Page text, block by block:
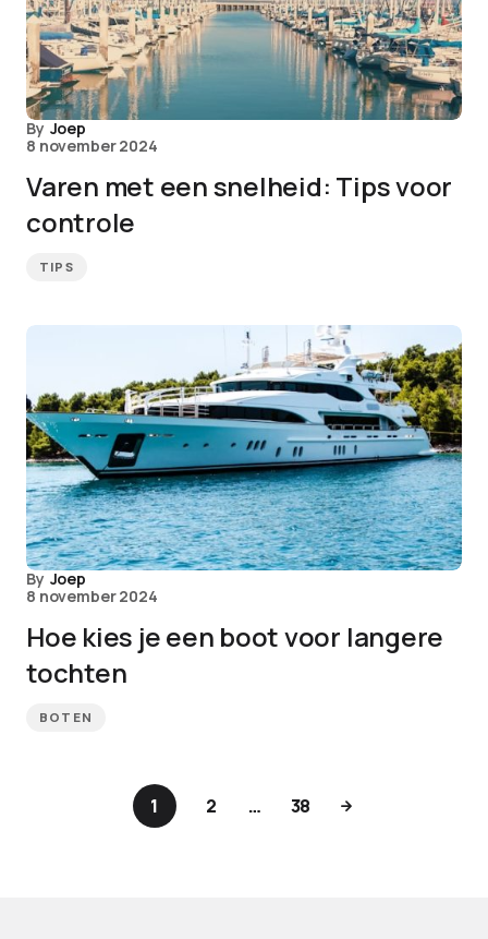
By Joep
8 november 2024
Varen met een snelheid: Tips voor
controle
TIPS
By Joep
8 november 2024
Hoe kies je een boot voor langere
tochten
BOTEN
1 2 … 38